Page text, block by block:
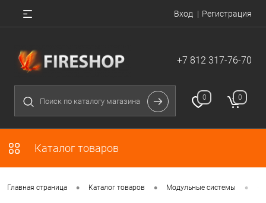
Вход Регистрация
+7 812 317-76-70
0 0
Каталог товаров
Главная страница • Каталог товаров • Модульные системы •